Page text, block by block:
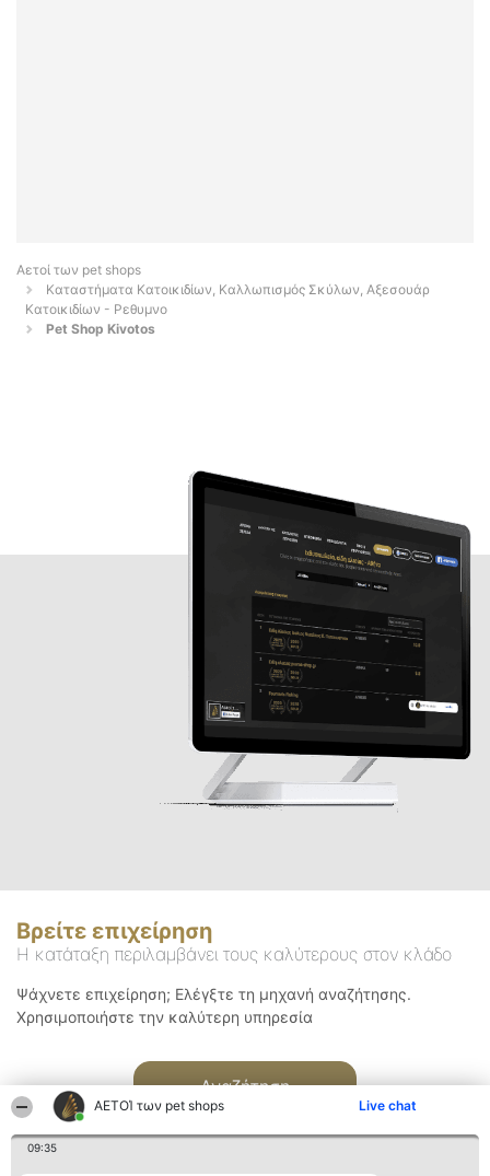
ΑΕΤΟΊ των pet shops Live chat
09:35
Αετοί των pet shops
Καταστήματα Κατοικιδίων, Καλλωπισμός Σκύλων, Αξεσουάρ
Κατοικιδίων - Ρεθυμνο
Pet Shop Kivotos
Βρείτε επιχείρηση
Η κατάταξη περιλαμβάνει τους καλύτερους στον κλάδο
Ψάχνετε επιχείρηση; Ελέγξτε τη μηχανή αναζήτησης.
Χρησιμοποιήστε την καλύτερη υπηρεσία
Αναζήτηση